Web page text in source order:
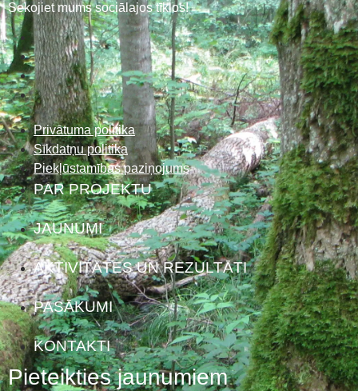
Sekojiet mums sociālajos tīklos!
Privātuma politika
Sīkdatņu politika
Piekļūstamības paziņojums
PAR PROJEKTU
JAUNUMI
AKTIVITĀTES UN REZULTĀTI
PASĀKUMI
KONTAKTI
Pieteikties jaunumiem